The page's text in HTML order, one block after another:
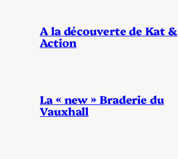
A la découverte de Kat &
Action
La « new » Braderie du
Vauxhall